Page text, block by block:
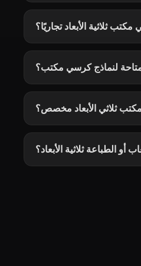
ثلاثية الأبعاد تجاريًا؟
لنماذج كرسي مكتب؟
ثلاثي الأبعاد مخصص؟
الطباعة ثلاثية الأبعاد؟